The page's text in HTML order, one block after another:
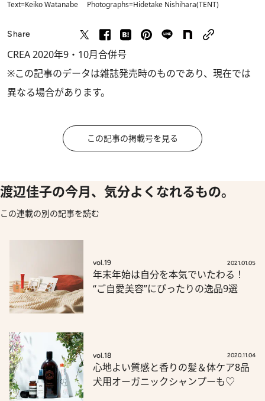
Text=Keiko Watanabe Photographs=Hidetake Nishihara(TENT)
Share
CREA 2020年9・10月合併号
※この記事のデータは雑誌発売時のものであり、現在では
異なる場合があります。
この記事の掲載号を見る
渡辺佳子の今月、気分よくなれるもの。
この連載の別の記事を読む
vol.19 2021.01.05
年末年始は自分を本気でいたわる！
“ご自愛美容”にぴったりの逸品9選
vol.18 2020.11.04
心地よい質感と香りの髪＆体ケア8品
犬用オーガニックシャンプーも♡